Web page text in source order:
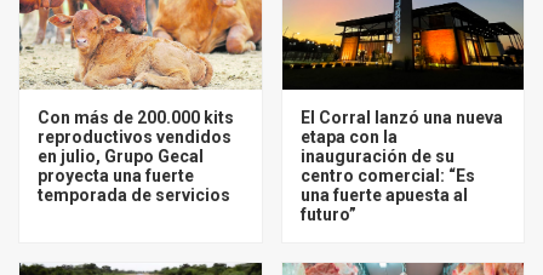
Con más de 200.000 kits
reproductivos vendidos
en julio, Grupo Gecal
proyecta una fuerte
temporada de servicios
El Corral lanzó una nueva
etapa con la
inauguración de su
centro comercial: “Es
una fuerte apuesta al
futuro”